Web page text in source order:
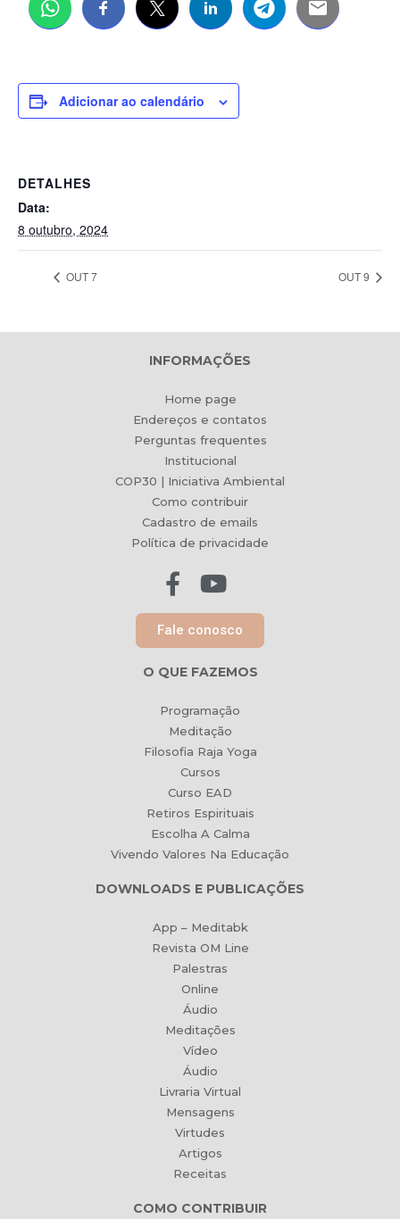
Adicionar ao calendário
DETALHES
Data:
8 outubro, 2024
OUT 7 OUT 9
INFORMAÇÕES
Home page
Endereços e contatos
Perguntas frequentes
Institucional
COP30 | Iniciativa Ambiental
Como contribuir
Cadastro de emails
Política de privacidade
Fale conosco
O QUE FAZEMOS
Programação
Meditação
Filosofia Raja Yoga
Cursos
Curso EAD
Retiros Espirituais
Escolha A Calma
Vivendo Valores Na Educação
DOWNLOADS E PUBLICAÇÕES
App – Meditabk
Revista OM Line
Palestras
Online
Áudio
Meditações
Vídeo
Áudio
Livraria Virtual
Mensagens
Virtudes
Artigos
Receitas
COMO CONTRIBUIR